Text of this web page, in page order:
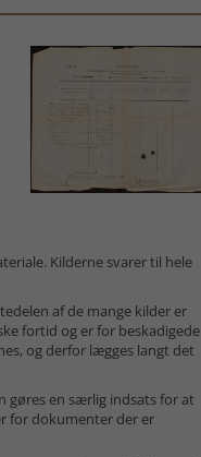
Kilderne svarer til hele
af de mange kilder er
fortid og er for beskadigede
og derfor lægges langt det
gøres en særlig indsats for at
for dokumenter der er